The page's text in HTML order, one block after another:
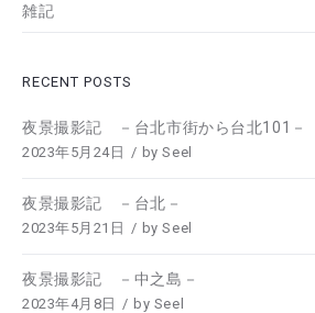
雑記
RECENT POSTS
夜景撮影記 －台北市街から台北101－
2023年5月24日 bySeel
夜景撮影記 －台北－
2023年5月21日 bySeel
夜景撮影記 －中之島－
2023年4月8日 by Seel